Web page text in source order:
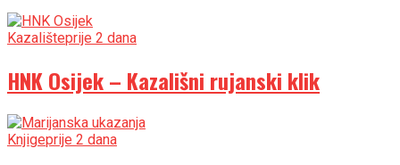
Kazališteprije 2 dana
HNK Osijek – Kazališni rujanski klik
Knjigeprije 2 dana